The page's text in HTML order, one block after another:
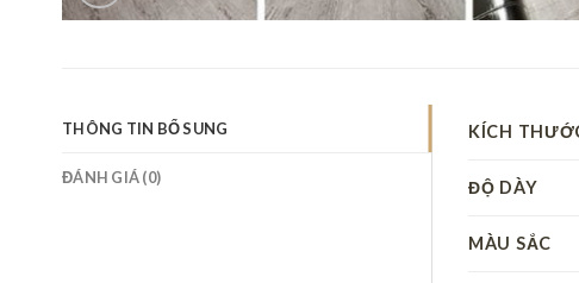
THÔNG TIN BỔ SUNG
ĐÁNH GIÁ (0)
KÍCH
ĐỘ DÀY
MÀU SẮC